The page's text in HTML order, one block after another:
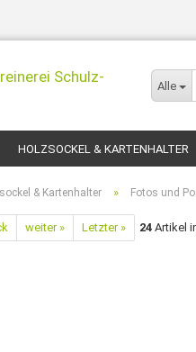
Alle
HOLZSOCKEL & KARTENHALTER
& Kartenhalter » Fotos und
weiter » Letzter » 24 Artikel